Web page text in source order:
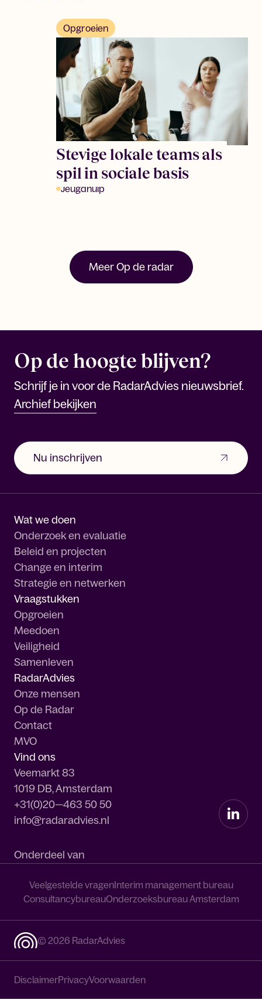
Opgroeien
Stevige lokale teams als
spil in sociale basis
Jeugdhulp
Meer Op de radar
Op de hoogte blijven?
Schrijf je in voor de RadarAdvies nieuwsbrief.
Archief bekijken
Nu inschrijven
Wat we doen
Onderzoek en evaluatie
Beleid en projecten
Change en interim
Strategie en netwerken
Vraagstukken
Opgroeien
Meedoen
Veiligheid
Samenleven
RadarAdvies
Onze mensen
Op de Radar
Contact
MVO
Vind ons
Veemarkt 83
1019 DB, Amsterdam
+31(0)20—463 50 50
info@radaradvies.nl
Onderdeel van
Veelgestelde vragenInterim management bureau
ConsultancybureauOnderzoeksbureau Amsterdam
© 2026 RadarAdvies
DisclaimerPrivacyVoorwaarden